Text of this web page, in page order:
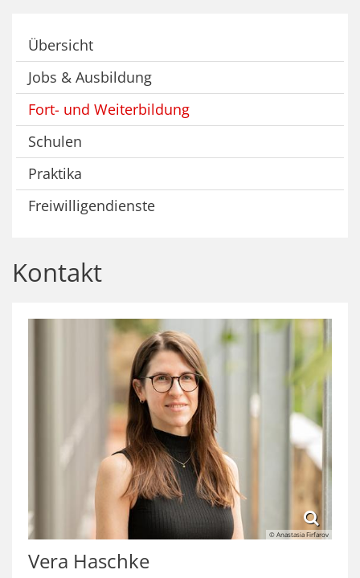
Übersicht
Jobs & Ausbildung
Fort- und Weiterbildung
Schulen
Praktika
Freiwilligendienste
Kontakt
© Anastasia Firfarov
Vera Haschke